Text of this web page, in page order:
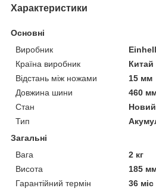
Характеристики
Основні
Виробник
Einhell
Країна виробник
Китай
Відстань між ножами
15 мм
Довжина шини
460
Стан
Новий
Тип
Загальні
Вага
2 кг
Висота
185
Гарантійний термін
36 міс